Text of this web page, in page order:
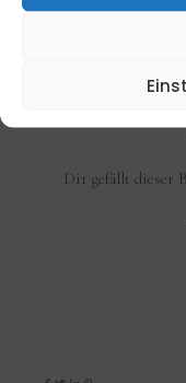
besten am
Text von: Jazz Brown
Dir gefällt dieser